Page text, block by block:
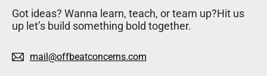
Got ideas? Wanna learn, teach, or team up?Hit us
up let’s build something bold together.
mail@offbeatconcerns.com